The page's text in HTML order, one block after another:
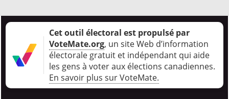
Cet outil électoral est propulsé par
VoteMate.org, un site Web d’information
électorale gratuit et indépendant qui aide
les gens à voter aux élections canadiennes.
En savoir plus sur VoteMate.